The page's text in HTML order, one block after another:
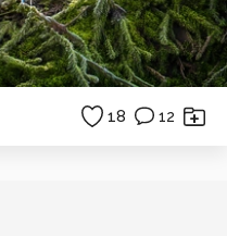
18 12